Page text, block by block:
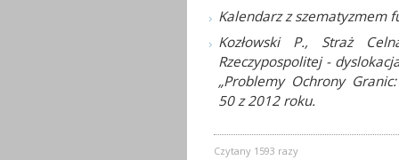
Kalendarz z szematyzmem
Kozłowski P., Straż
Rzeczypospolitej -
„Problemy Ochrony
50 z 2012 roku.
Czytany 1593 razy